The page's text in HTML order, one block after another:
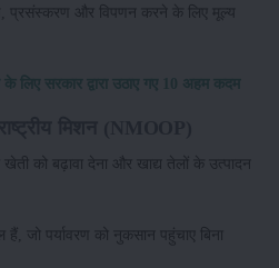
प्रसंस्करण और विपणन करने के लिए मूल्य
लिए सरकार द्वारा उठाए गए 10 अहम कदम
को बढ़ावा देना और खाद्य तेलों के उत्पादन
जो पर्यावरण को नुकसान पहुंचाए बिना